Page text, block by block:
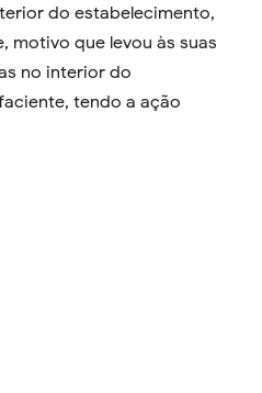
do estabelecimento,
motivo que levou às suas
no interior do
tendo a ação